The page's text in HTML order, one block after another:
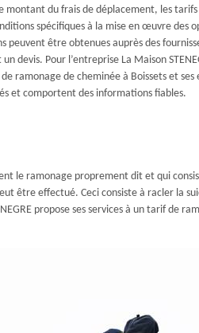
montant du frais de déplacement, les
spécifiques à la mise en œuvre des
peuvent être obtenues auprès des
devis. Pour l’entreprise La Maison
ramonage de cheminée à Boissets et ses
et comportent des informations fiables.
le ramonage proprement dit et qui
être effectué. Ceci consiste à racler la
propose ses services à un tarif de